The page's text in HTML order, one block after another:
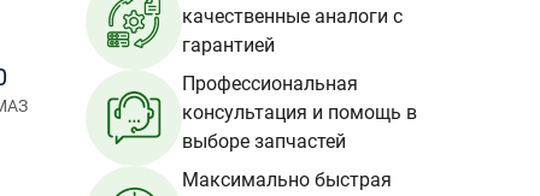
качественные аналоги с
гарантией
Профессиональная
консультация и помощь в
выборе запчастей
Максимально быстрая